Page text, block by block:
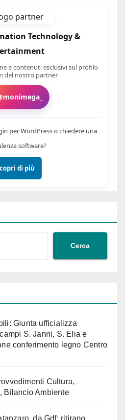
Cerca
Giunta ufficializza
S. Janni, S. Elia e
conferimento legno Centro
Cultura,
Bilancio Ambiente
da Gdf: ritirano
Technology &
e contenuti esclusivi sul profilo
del nostro partner
per WordPress o chiedere una
software?
di più